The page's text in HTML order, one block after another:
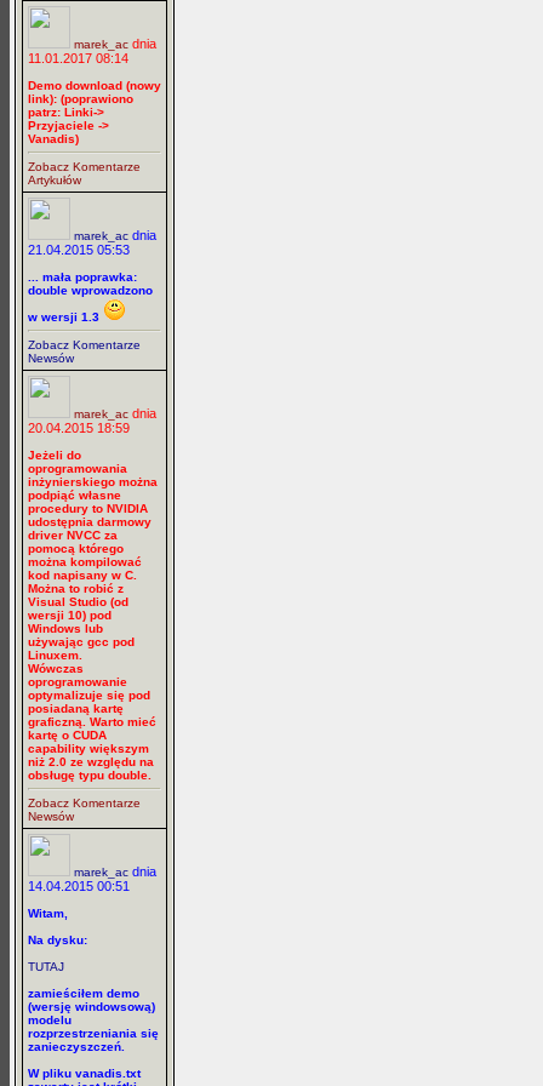
marek_ac dnia
11.01.2017 08:14
Demo download (nowy
link): (poprawiono
patrz: Linki->
Przyjaciele ->
Vanadis)
Zobacz Komentarze
Artykułów
marek_ac dnia
21.04.2015 05:53
... mała poprawka:
double wprowadzono
w wersji 1.3
Zobacz Komentarze
Newsów
marek_ac dnia
20.04.2015 18:59
Jeżeli do
oprogramowania
inżynierskiego można
podpiąć własne
procedury to NVIDIA
udostępnia darmowy
driver NVCC za
pomocą którego
można kompilować
kod napisany w C.
Można to robić z
Visual Studio (od
wersji 10) pod
Windows lub
używając gcc pod
Linuxem.
Wówczas
oprogramowanie
optymalizuje się pod
posiadaną kartę
graficzną. Warto mieć
kartę o CUDA
capability większym
niż 2.0 ze względu na
obsługę typu double.
Zobacz Komentarze
Newsów
marek_ac dnia
14.04.2015 00:51
Witam,
Na dysku:
TUTAJ
zamieściłem demo
(wersję windowsową)
modelu
rozprzestrzeniania się
zanieczyszczeń.
W pliku vanadis.txt